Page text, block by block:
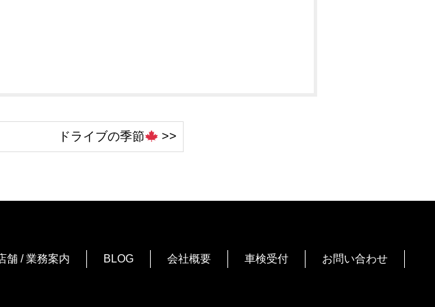
ドライブの季節 >>
舗 / 業務案内 BLOG 会社概要 車検受付 お問い合わせ